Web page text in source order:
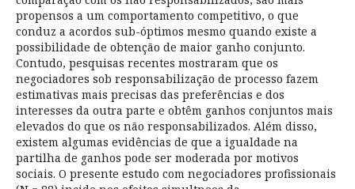
propensos a um comportamento competitivo, o que
conduz a acordos sub-óptimos mesmo quando existe a
possibilidade de obtenção de maior ganho conjunto.
Contudo, pesquisas recentes mostraram que os
negociadores sob responsabilização de processo fazem
estimativas mais precisas das preferências e dos
interesses da outra parte e obtêm ganhos conjuntos mais
elevados do que os não responsabilizados. Além disso,
existem algumas evidências de que a igualdade na
partilha de ganhos pode ser moderada por motivos
sociais. O presente estudo com negociadores profissionais